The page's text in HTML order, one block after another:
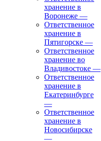
хранение в
Воронеже —
Ответственное
хранение в
Пятигорске —
Ответственное
хранение во
Владивостоке —
Ответственное
хранение в
Екатеринбурге
—
Ответственное
хранение в
Новосибирске
—